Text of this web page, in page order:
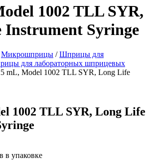
1002 TLL SYR,
Instrument Syringe
Микрошприцы /Шприцы для
для лабораторных шприцевых
mL, Model 1002 TLL SYR, Long Life
1002 TLL SYR, Long Life
в упаковке